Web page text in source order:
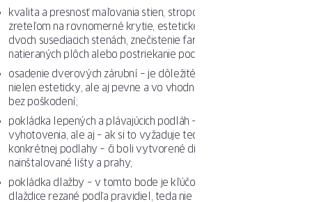
kvalita a presnosť maľovania stien, stropov, podláh – s osobitným
zreteľom na rovnomerné krytie, estetické oddelenie farieb na
dvoch susediacich stenách, znečistenie farbou povrchov vedľa
natieraných plôch alebo postriekanie podlahy;
osadenie dverových zárubní – je dôležité, aby boli nainštalované
nielen esteticky, ale aj pevne a vo vhodnej výške nad podlahou a
bez poškodení;
pokládka lepených a plávajúcich podláh – treba dbať na estetiku
vyhotovenia, ale aj – ak si to vyžaduje technológia pokládky
konkrétnej podlahy – či boli vytvorené dilatačné škáry, správne
nainštalované lišty a prahy;
pokládka dlažby – v tomto bode je kľúčové nielen to, či boli
dlaždice rezané podľa pravidiel, teda nie sú odštiepené, ale aj či